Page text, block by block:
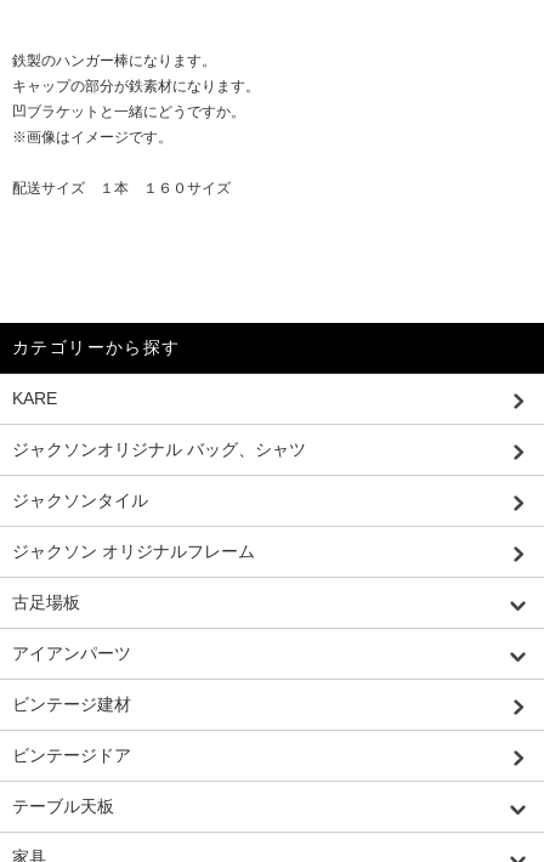
鉄製のハンガー棒になります。
キャップの部分が鉄素材になります。
凹ブラケットと一緒にどうですか。
※画像はイメージです。
配送サイズ １本 １６０サイズ
カテゴリーから探す
KARE
ジャクソンオリジナル バッグ、シャツ
ジャクソンタイル
ジャクソン オリジナルフレーム
古足場板
アイアンパーツ
ビンテージ建材
ビンテージドア
テーブル天板
家具